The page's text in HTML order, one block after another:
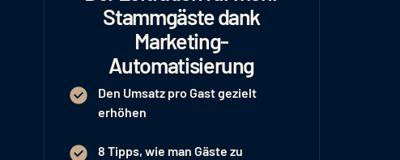
Stammgäste dank
Marketing-
Automatisierung
Den Umsatz pro Gast gezielt
erhöhen
8 Tipps, wie man Gäste zu